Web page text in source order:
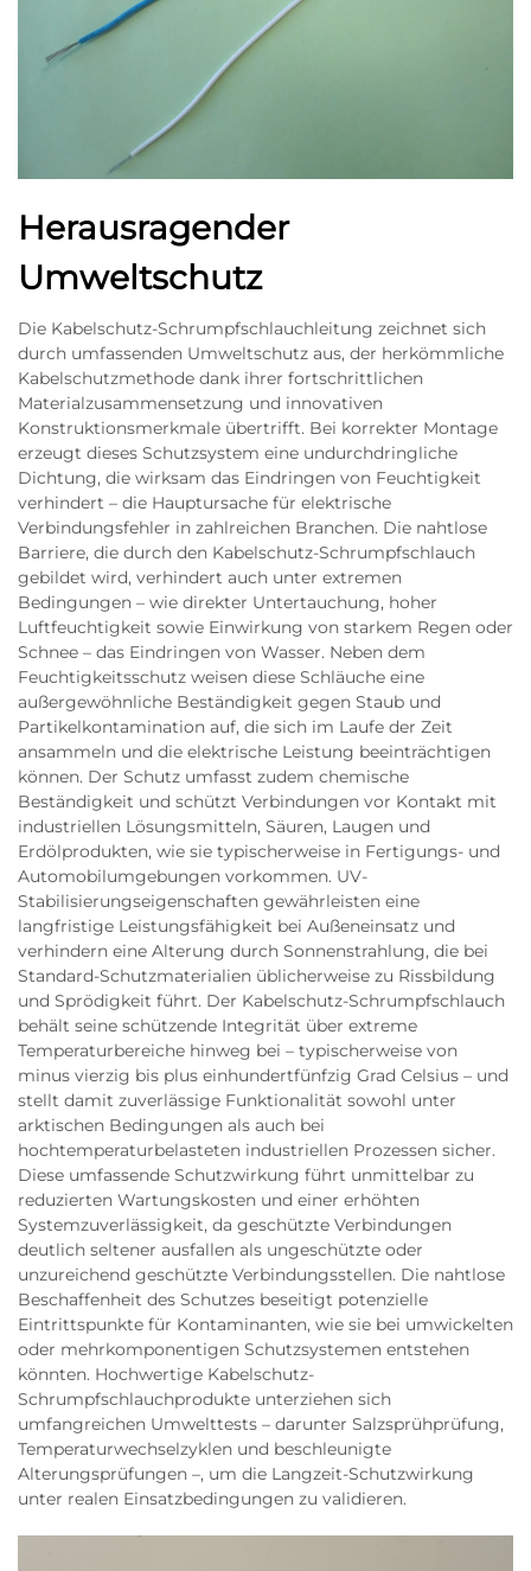
Herausragender
Umweltschutz
Die Kabelschutz-Schrumpfschlauchleitung zeichnet sich
durch umfassenden Umweltschutz aus, der herkömmliche
Kabelschutzmethode dank ihrer fortschrittlichen
Materialzusammensetzung und innovativen
Konstruktionsmerkmale übertrifft. Bei korrekter Montage
erzeugt dieses Schutzsystem eine undurchdringliche
Dichtung, die wirksam das Eindringen von Feuchtigkeit
verhindert – die Hauptursache für elektrische
Verbindungsfehler in zahlreichen Branchen. Die nahtlose
Barriere, die durch den Kabelschutz-Schrumpfschlauch
gebildet wird, verhindert auch unter extremen
Bedingungen – wie direkter Untertauchung, hoher
Luftfeuchtigkeit sowie Einwirkung von starkem Regen oder
Schnee – das Eindringen von Wasser. Neben dem
Feuchtigkeitsschutz weisen diese Schläuche eine
außergewöhnliche Beständigkeit gegen Staub und
Partikelkontamination auf, die sich im Laufe der Zeit
ansammeln und die elektrische Leistung beeinträchtigen
können. Der Schutz umfasst zudem chemische
Beständigkeit und schützt Verbindungen vor Kontakt mit
industriellen Lösungsmitteln, Säuren, Laugen und
Erdölprodukten, wie sie typischerweise in Fertigungs- und
Automobilumgebungen vorkommen. UV-
Stabilisierungseigenschaften gewährleisten eine
langfristige Leistungsfähigkeit bei Außeneinsatz und
verhindern eine Alterung durch Sonnenstrahlung, die bei
Standard-Schutzmaterialien üblicherweise zu Rissbildung
und Sprödigkeit führt. Der Kabelschutz-Schrumpfschlauch
behält seine schützende Integrität über extreme
Temperaturbereiche hinweg bei – typischerweise von
minus vierzig bis plus einhundertfünfzig Grad Celsius – und
stellt damit zuverlässige Funktionalität sowohl unter
arktischen Bedingungen als auch bei
hochtemperaturbelasteten industriellen Prozessen sicher.
Diese umfassende Schutzwirkung führt unmittelbar zu
reduzierten Wartungskosten und einer erhöhten
Systemzuverlässigkeit, da geschützte Verbindungen
deutlich seltener ausfallen als ungeschützte oder
unzureichend geschützte Verbindungsstellen. Die nahtlose
Beschaffenheit des Schutzes beseitigt potenzielle
Eintrittspunkte für Kontaminanten, wie sie bei umwickelten
oder mehrkomponentigen Schutzsystemen entstehen
könnten. Hochwertige Kabelschutz-
Schrumpfschlauchprodukte unterziehen sich
umfangreichen Umwelttests – darunter Salzsprühprüfung,
Temperaturwechselzyklen und beschleunigte
Alterungsprüfungen –, um die Langzeit-Schutzwirkung
unter realen Einsatzbedingungen zu validieren.